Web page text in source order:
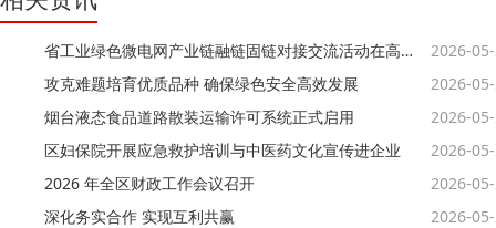
省工业绿色微电网产业链融链固链对接交流活动在高新区举办
2026-
攻克难题培育优质品种 确保绿色安全高效发展
2026-
烟台液态食品道路散装运输许可系统正式启用
2026-
区妇保院开展应急救护培训与中医药文化宣传进企业
2026-
2026 年全区财政工作会议召开
2026-
深化务实合作 实现互利共赢
2026-